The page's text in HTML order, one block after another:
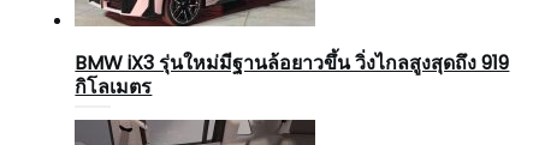
BMW iX3 รุ่นใหม่มีฐานล้อยาวขึ้น วิ่งไกลสูงสุดถึง 919
กิโลเมตร